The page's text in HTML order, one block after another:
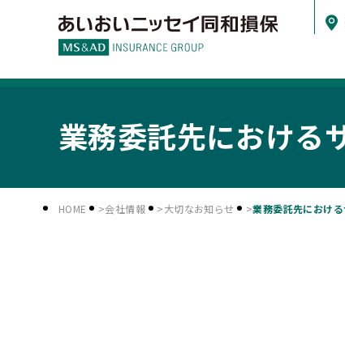
業務委託先における
HOME 会社情報 大切なお知らせ 業務委託先におけ